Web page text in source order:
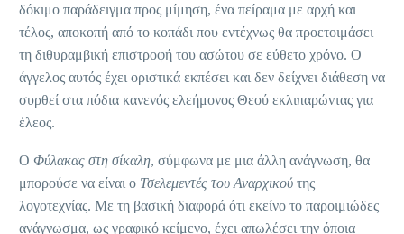
δόκιμο παράδειγμα προς μίμηση, ένα πείραμα με αρχή και
τέλος, αποκοπή από το κοπάδι που εντέχνως θα προετοιμάσει
τη διθυραμβική επιστροφή του ασώτου σε εύθετο χρόνο. Ο
άγγελος αυτός έχει οριστικά εκπέσει και δεν δείχνει διάθεση να
συρθεί στα πόδια κανενός ελεήμονος Θεού εκλιπαρώντας για
έλεος.
Ο Φύλακας στη σίκαλη, σύμφωνα με μια άλλη ανάγνωση, θα
μπορούσε να είναι ο Τσελεμεντές του Αναρχικού της
λογοτεχνίας. Με τη βασική διαφορά ότι εκείνο το παροιμιώδες
ανάγνωσμα, ως γραφικό κείμενο, έχει απωλέσει την όποια